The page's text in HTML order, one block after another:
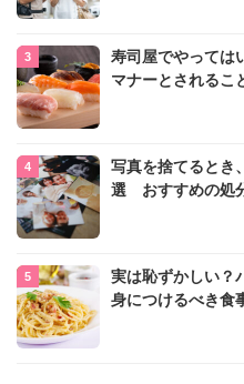
寿司屋でやって
マナーとされるこ
写真を捨てるとき
選 おすすめの処
実は恥ずかしい？
身につけるべき食